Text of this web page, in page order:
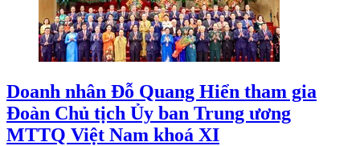
Doanh nhân Đỗ Quang Hiển tham gia
Đoàn Chủ tịch Ủy ban Trung ương
MTTQ Việt Nam khoá XI